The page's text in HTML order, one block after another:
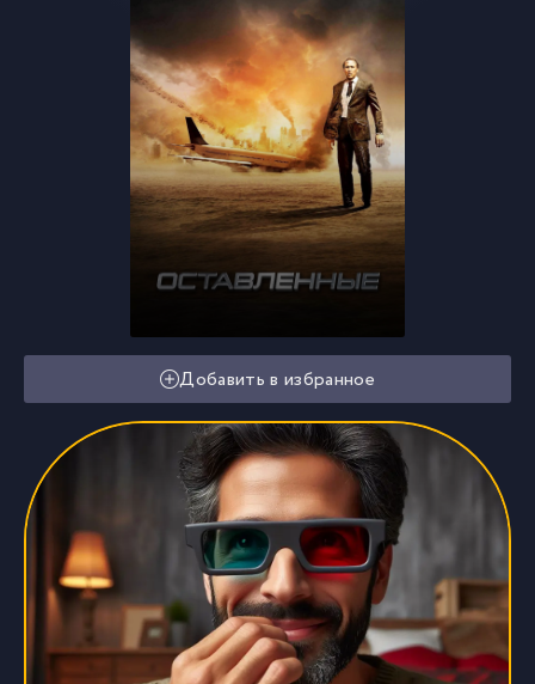
Добавить в избранное